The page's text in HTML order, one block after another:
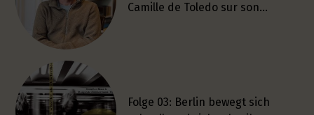
Camille de Toledo sur son…
Folge 03: Berlin bewegt sich